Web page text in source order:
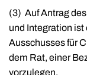
(3) Auf Antrag
und Integration
Ausschusses für
dem Rat, einer
vorzulegen.